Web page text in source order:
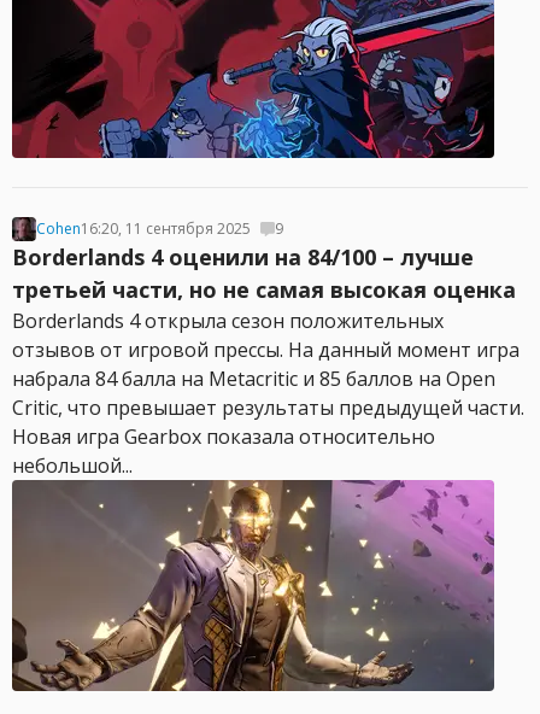
Cohen16:20, 11 сентября 2025 9
Borderlands 4 оценили на 84/100 – лучше
третьей части, но не самая высокая оценка
Borderlands 4 открыла сезон положительных
отзывов от игровой прессы. На данный момент игра
набрала 84 балла на Metacritic и 85 баллов на Open
Critic, что превышает результаты предыдущей части.
Новая игра Gearbox показала относительно
небольшой...